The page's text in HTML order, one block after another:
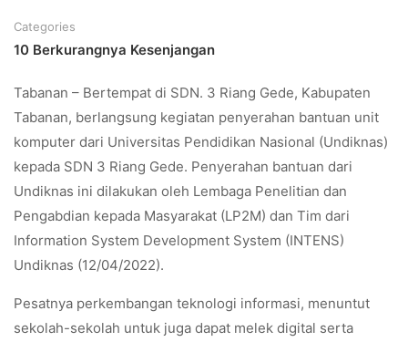
Categories
10 Berkurangnya Kesenjangan
Tabanan – Bertempat di SDN. 3 Riang Gede, Kabupaten
Tabanan, berlangsung kegiatan penyerahan bantuan unit
komputer dari Universitas Pendidikan Nasional (Undiknas)
kepada SDN 3 Riang Gede. Penyerahan bantuan dari
Undiknas ini dilakukan oleh Lembaga Penelitian dan
Pengabdian kepada Masyarakat (LP2M) dan Tim dari
Information System Development System (INTENS)
Undiknas (12/04/2022).
Pesatnya perkembangan teknologi informasi, menuntut
sekolah-sekolah untuk juga dapat melek digital serta